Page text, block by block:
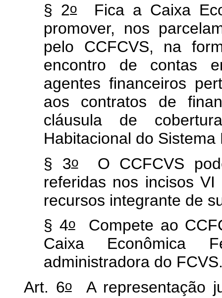
§ 2oFica a Caixa
promover, nos
pelo CCFCVS, na
encontro de contas
agentes financeiros
aos contratos de
cláusula de
Habitacional do
§ 3oO CCFCVS
referidas nos incisos
recursos integrante de
§ 4oCompete ao
Caixa Econômica
administradora do
Art. 6oA representação